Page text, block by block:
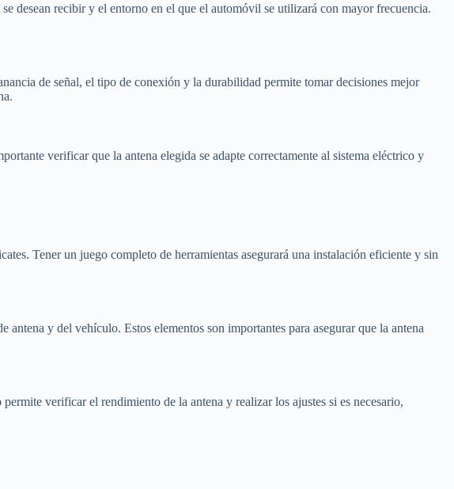
desean recibir y el entorno en el que el automóvil se utilizará con mayor frecuencia.
de señal, el tipo de conexión y la durabilidad permite tomar decisiones mejor
verificar que la antena elegida se adapte correctamente al sistema eléctrico y
Tener un juego completo de herramientas asegurará una instalación eficiente y sin
y del vehículo. Estos elementos son importantes para asegurar que la antena
verificar el rendimiento de la antena y realizar los ajustes si es necesario,